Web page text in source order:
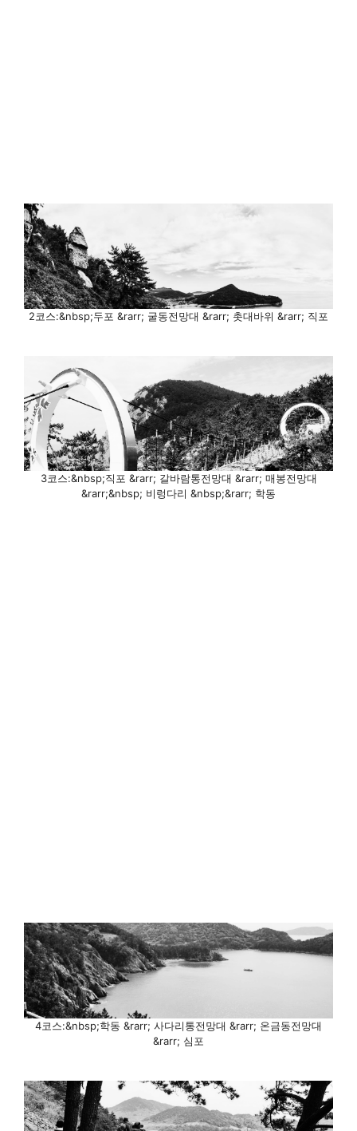
2코스:&nbsp;두포 &rarr; 굴동전망대 &rarr; 촛대바위 &rarr; 직포
3코스:&nbsp;직포 &rarr; 갈바람통전망대 &rarr; 매봉전망대
&rarr;&nbsp; 비렁다리 &nbsp;&rarr; 학동
4코스:&nbsp;학동 &rarr; 사다리통전망대 &rarr; 온금동전망대
&rarr; 심포